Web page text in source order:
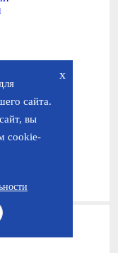
x
сайта.
вы
cookie-